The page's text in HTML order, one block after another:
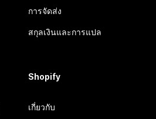
การจัดส่ง
สกุลเงินและการแปล
Shopify
เกี่ยวกับ